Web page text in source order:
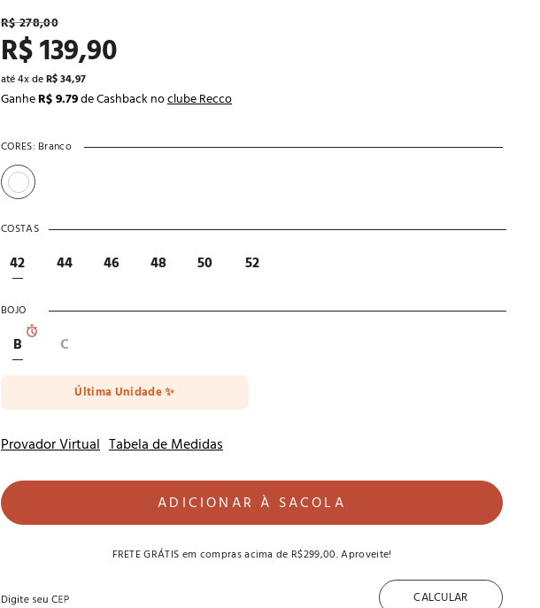
R$278,00
R$139,90
até4x deR$34,97
GanheR$ 9.79de Cashback noclube Recco
CORES: Branco
COSTAS
42 44 46 48 50 52
BOJO
B C
Última Unidade ✨
Provador Virtual Tabela de Medidas
ADICIONAR À SACOLA
FRETE GRÁTIS em compras acima de R$299,00. Aproveite!
CALCULAR